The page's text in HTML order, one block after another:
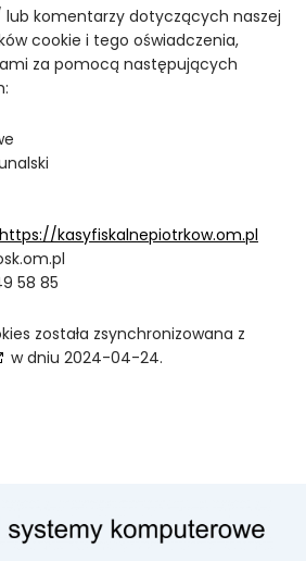
komentarzy dotyczących naszej
cookie i tego oświadczenia,
za pomocą następujących
https://kasyfiskalnepiotrkow.om.pl
58 85
została zsynchronizowana z
w dniu 2024-04-24.